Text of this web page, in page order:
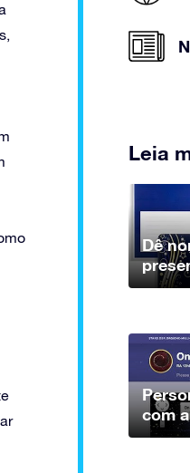
Leia
Dê
com